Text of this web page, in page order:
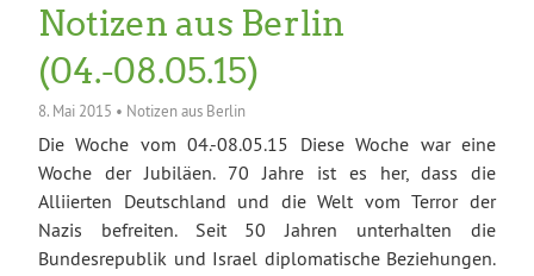
Notizen aus Berlin
(04.-08.05.15)
8. Mai 2015 • Notizen aus Berlin
Die Woche vom 04.-08.05.15 Diese Woche war eine
Woche der Jubiläen. 70 Jahre ist es her, dass die
Alliierten Deutschland und die Welt vom Terror der
Nazis befreiten. Seit 50 Jahren unterhalten die
Bundesrepublik und Israel diplomatische Beziehungen.